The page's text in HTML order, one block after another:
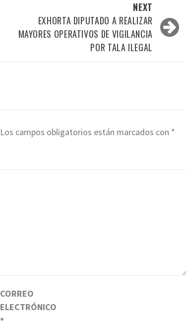
NEXT
EXHORTA DIPUTADO A REALIZAR
MAYORES OPERATIVOS DE VIGILANCIA
POR TALA ILEGAL
Los campos obligatorios están marcados con *
CORREO
ELECTRÓNICO
*